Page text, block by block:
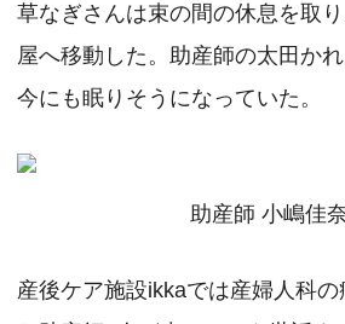
草なぎさんは束の間の休息を取
屋へ移動した。助産師の太田か
今にも眠りそうになっていた。
助産師 小嶋佳
産後ケア施設ikkaでは産婦人科